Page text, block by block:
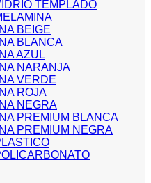
TEMPLADO
BEIGE
BLANCA
AZUL
NARANJA
VERDE
ROJA
NEGRA
PREMIUM BLANCA
PREMIUM NEGRA